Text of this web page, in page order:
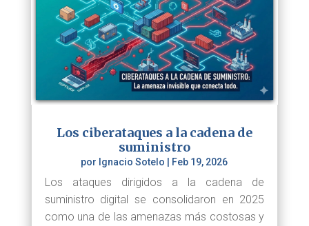
Los ciberataques a la cadena de
suministro
por Ignacio Sotelo Feb 19, 2026
Los ataques dirigidos a la cadena de
suministro digital se consolidaron en 2025
como una de las amenazas más costosas y